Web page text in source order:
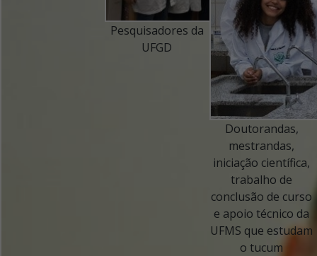
Pesquisadores da
UFGD
Doutorandas,
mestrandas,
iniciação científica,
trabalho de
conclusão de curso
e apoio técnico da
UFMS que estudam
o tucum